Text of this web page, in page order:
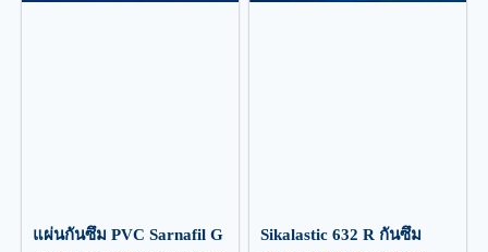
แผ่นกันซึม PVC Sarnafil G
Sikalastic 632 R กันซึม